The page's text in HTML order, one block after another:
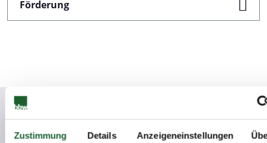
Zustimmung Details Anzeigeneinstellungen
Förderung
Termine und Kontakte